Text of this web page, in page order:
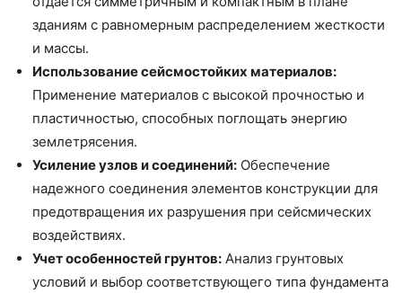
зданиям с равномерным распределением жесткости
и массы.
Использование сейсмостойких материалов:
Применение материалов с высокой прочностью и
пластичностью, способных поглощать энергию
землетрясения.
Усиление узлов и соединений: Обеспечение
надежного соединения элементов конструкции для
предотвращения их разрушения при сейсмических
воздействиях.
Учет особенностей грунтов: Анализ грунтовых
условий и выбор соответствующего типа фундамента